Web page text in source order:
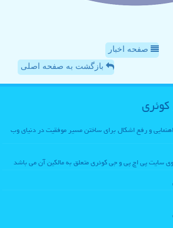
صفحه اخبار
بازگشت به صفحه اصلی
و رفع اشکال برای ساختن مسیر موفقیت در دنیای وب